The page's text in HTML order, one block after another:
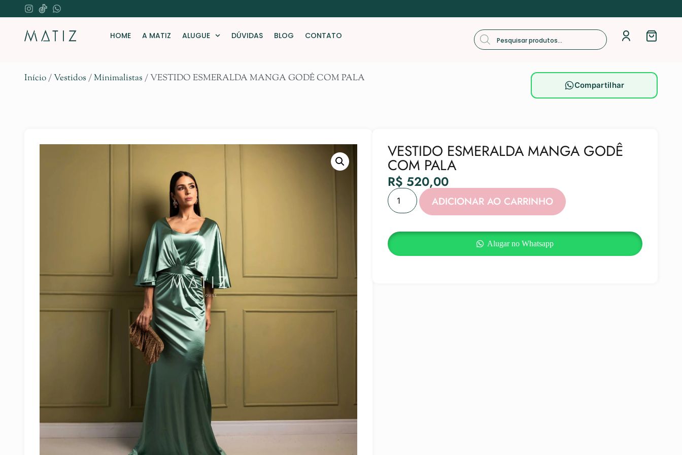
HOME A MATIZ ALUGUE DÚVIDAS BLOG CONTATO
Início/Vestidos /Minimalistas / VESTIDO ESMERALDA MANGA GODÊ COM PALA
Compartilhar
VESTIDO ESMERALDA MANGA GODÊ
COM PALA
R$ 520,00
ADICIONAR AO CARRINHO
Alugar no Whatsapp